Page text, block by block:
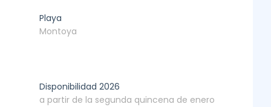
Playa
Montoya
Disponibilidad 2026
a partir de la segunda quincena de enero